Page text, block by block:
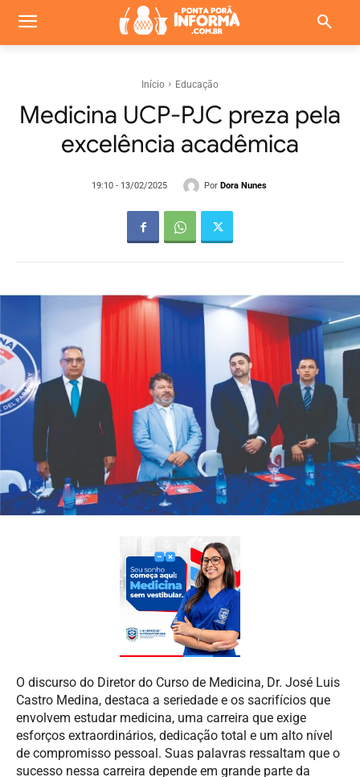
Início Educação
Medicina UCP-PJC preza pela
excelência acadêmica
19:10 - 13/02/2025 Por Dora Nunes
O discurso do Diretor do Curso de Medicina, Dr. José Luis
Castro Medina, destaca a seriedade e os sacrifícios que
envolvem estudar medicina, uma carreira que exige
esforços extraordinários, dedicação total e um alto nível
de compromisso pessoal. Suas palavras ressaltam que o
sucesso nessa carreira depende em grande parte da